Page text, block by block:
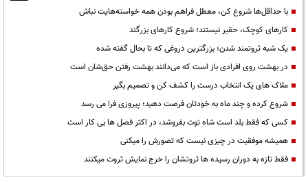
با حداقل‌ها شروع کن، معطل فراهم بودن همه خواسته‌هایت نباش
کارهای کوچک، حقیر نیستند؛ شروع کارهای بزرگند
یک شبه ثروتمند شدن؛ بزرگترین دروغی که تا بحال گفته شده
در بهشت روی افرادی باز است که می‌دانند بهشت رفتن حق‌شان است
ملاک های یک انتخاب درست را کشف کن و تصمیم بگیر
شروع کرده و چند ماه به خودتان فرصت دهید؛ پیروزی فرا می رسد
کسی که فقط بلد است شاه توت بفروشد، در اکثر فصل ها بی کار است
همیشه موفقیت در چیزی نیست که تصورش را میکنی
فقط تازه به دوران رسیده ها ثروتشان را خرج نمایش ثروت میکنند